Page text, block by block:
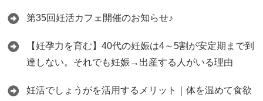
第35回妊活カフェ開催のお知らせ♪
【妊孕力を育む】40代の妊娠は4～5割が安定期まで到
達しない。それでも妊娠→出産する人がいる理由
妊活でしょうがを活用するメリット｜体を温めて食欲